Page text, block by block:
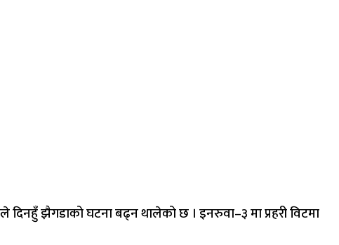
दिनहुँ झैगडाको घटना बढ्न थालेको छ । इनरुवा–३ मा प्रहरी विटमा